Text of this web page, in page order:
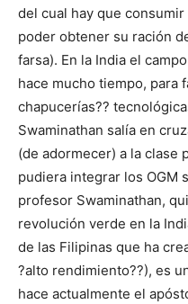
del cual hay que
poder obtener su ración
farsa). En la India el
hace mucho tiempo, para
chapucerías??
Swaminathan salía en
(de adormecer) a la clase
pudiera integrar los OGM
profesor Swaminathan,
revolución verde en la
de las Filipinas que ha
?alto rendimiento??), es
hace actualmente el